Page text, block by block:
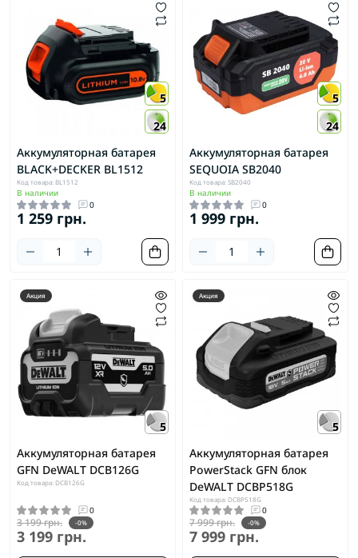
5
24
Аккумуляторная батарея
BLACK+DECKER BL1512
Код товара: BL1512
В наличии
0
1 259 грн.
5
24
Аккумуляторная батарея
SEQUOIA SB2040
Код товара: SB2040
В наличии
0
1 999 грн.
Акция
5
Аккумуляторная батарея
GFN DeWALT DCB126G
Код товара: DCB126G
0
3 199 грн. -0%
3 199 грн.
Акция
5
Аккумуляторная батарея
PowerStack GFN блок
DeWALT DCBP518G
Код товара: DCBP518G
0
7 999 грн. -0%
7 999 грн.